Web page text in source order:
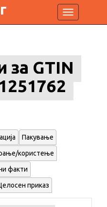
Toggle
navigation
за GTIN
Пакување
користење
факти
приказ